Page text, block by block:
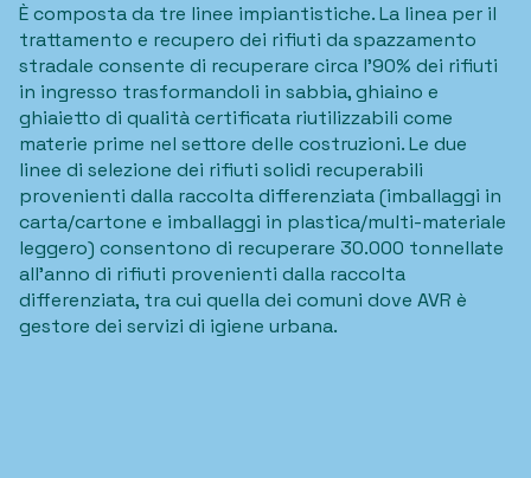
È composta da tre linee impiantistiche. La linea per il
trattamento e recupero dei rifiuti da spazzamento
stradale consente di recuperare circa l'90% dei rifiuti
in ingresso trasformandoli in sabbia, ghiaino e
ghiaietto di qualità certificata riutilizzabili come
materie prime nel settore delle costruzioni. Le due
linee di selezione dei rifiuti solidi recuperabili
provenienti dalla raccolta differenziata (imballaggi in
carta/cartone e imballaggi in plastica/multi-materiale
leggero) consentono di recuperare 30.000 tonnellate
all’anno di rifiuti provenienti dalla raccolta
differenziata, tra cui quella dei comuni dove AVR è
gestore dei servizi di igiene urbana.